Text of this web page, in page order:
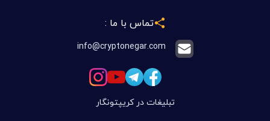
تماس با ما :
info@cryptonegar.com
تبلیغات در کریپتونگار